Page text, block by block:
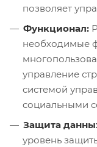
позволяет
Функционал:
необходимые
управление
системой
социальными
Защита
уровень